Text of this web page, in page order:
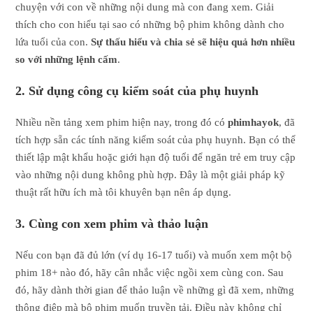
chuyện với con về những nội dung mà con đang xem. Giải
thích cho con hiểu tại sao có những bộ phim không dành cho
lứa tuổi của con.Sự thấu hiểu và chia sẻ sẽ hiệu quả hơn nhiều
so với những lệnh cấm.
2. Sử dụng công cụ kiểm soát của phụ huynh
Nhiều nền tảng xem phim hiện nay, trong đó cóphimhayok, đã
tích hợp sẵn các tính năng kiểm soát của phụ huynh. Bạn có thể
thiết lập mật khẩu hoặc giới hạn độ tuổi để ngăn trẻ em truy cập
vào những nội dung không phù hợp. Đây là một giải pháp kỹ
thuật rất hữu ích mà tôi khuyên bạn nên áp dụng.
3. Cùng con xem phim và thảo luận
Nếu con bạn đã đủ lớn (ví dụ 16-17 tuổi) và muốn xem một bộ
phim 18+ nào đó, hãy cân nhắc việc ngồi xem cùng con. Sau
đó, hãy dành thời gian để thảo luận về những gì đã xem, những
thông điệp mà bộ phim muốn truyền tải. Điều này không chỉ